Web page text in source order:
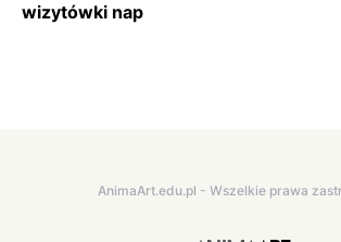
wizytówki nap
AnimaArt.edu.pl - Wszelkie prawa